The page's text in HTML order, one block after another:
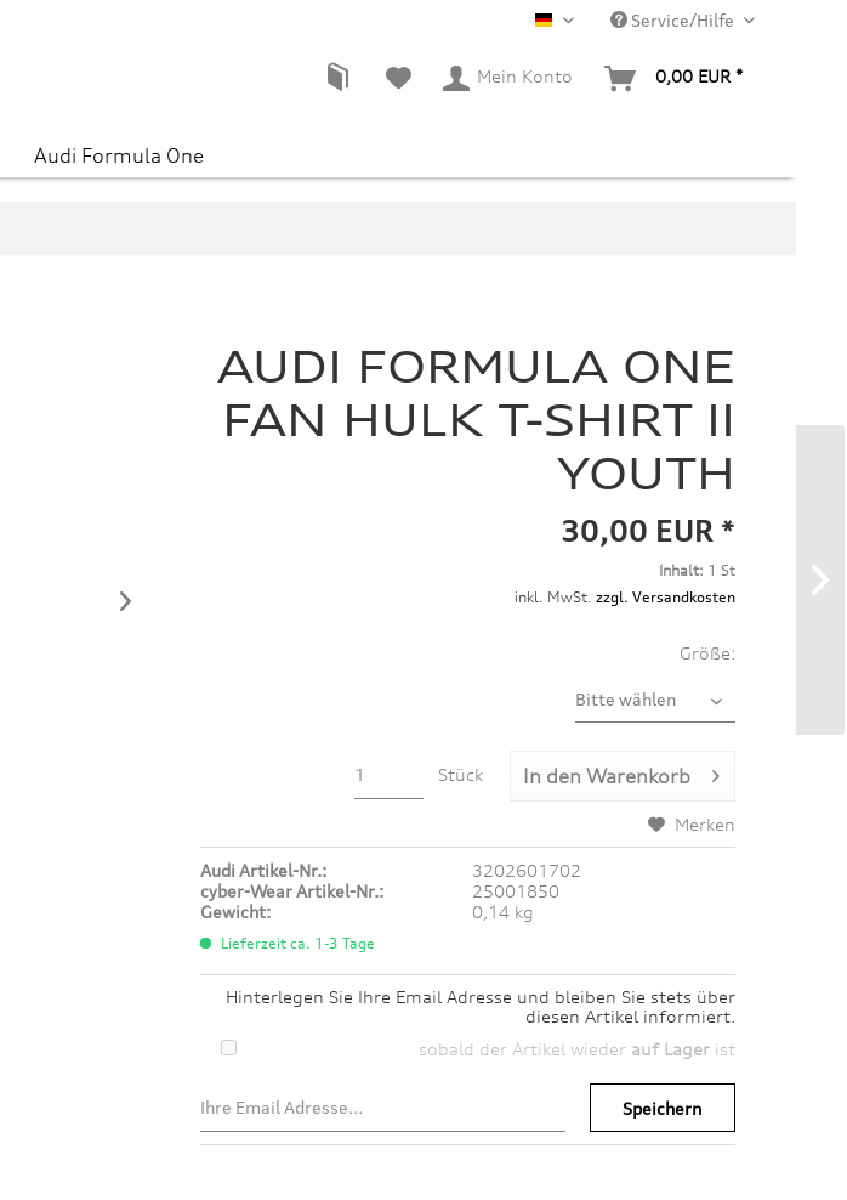
DE Service/Hilfe
Mein Konto 0,00 EUR *
Audi Formula One
AUDI FORMULA ONE
FAN HULK T-SHIRT II
YOUTH
30,00 EUR *
Inhalt: 1 St
inkl. MwSt. zzgl. Versandkosten
Größe:
Stück In den Warenkorb
Merken
Audi Artikel-Nr.:
3202601702
cyber-Wear Artikel-Nr.:
25001850
Gewicht:
0,14 kg
Lieferzeit ca. 1-3 Tage
Hinterlegen Sie Ihre Email Adresse und bleiben Sie stets über
diesen Artikel informiert.
sobald der Artikel wieder auf Lagerist
Speichern